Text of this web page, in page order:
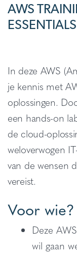
AWS
ESSENTIALS
In deze AWS
je kennis met
oplossingen.
een hands-on
de cloud-
weloverwogen
van de wensen
vereist.
Voor wie?
Deze
wil gaan